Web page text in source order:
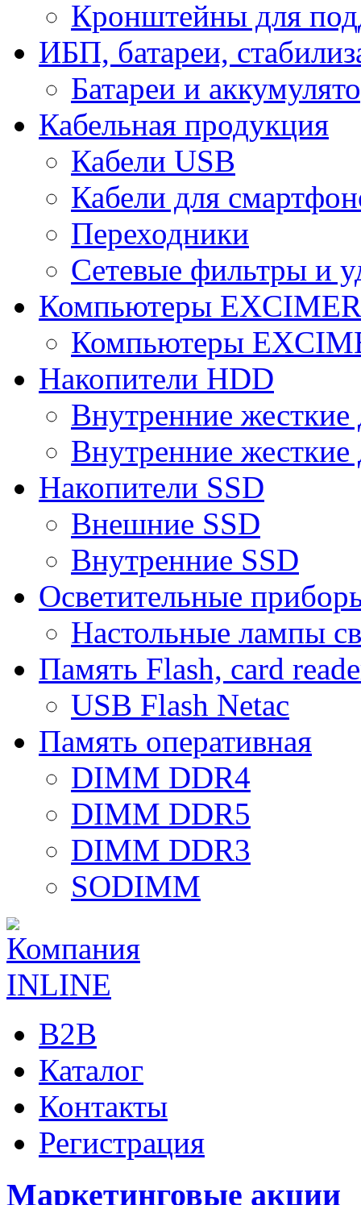
Кронштейны для
ИБП, батареи,
Батареи и
Кабельная продукция
Кабели USB
Кабели для
Переходники
Сетевые фильтры и
Компьютеры
Компьютеры
Накопители HDD
Внутренние
Внутренние
Накопители SSD
Внешние SSD
Внутренние SSD
Осветительные
Настольные лампы
Память Flash, card
USB Flash Netac
Память оперативная
DIMM DDR4
DIMM DDR5
DIMM DDR3
SODIMM
B2B
Каталог
Контакты
Регистрация
Маркетинговые акции